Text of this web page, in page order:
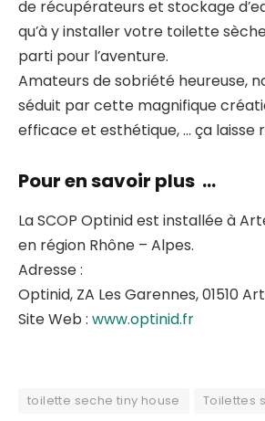
de récupérateurs et stockage
qu’à y installer votre toilette
parti pour l’aventure.
Amateurs de sobriété heureuse,
séduit par cette magnifique
efficace et esthétique, … ça laisse
Pour en savoir plus …
La SCOP Optinid est installée à
en région Rhône – Alpes.
Adresse :
Optinid, ZA Les Garennes, 01510
Site Web : www.optinid.fr
toilette seche tiny house Toilettes